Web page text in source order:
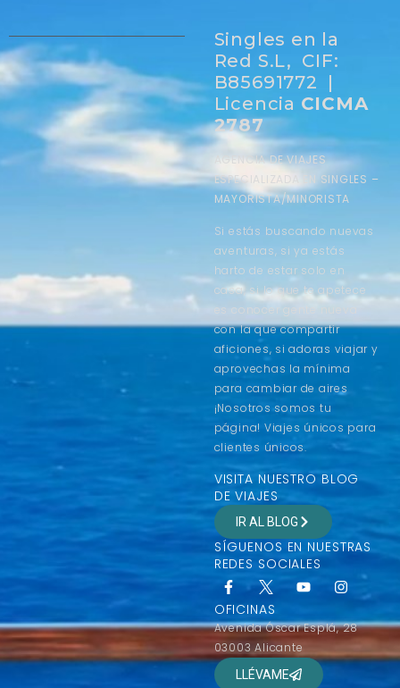
Singles en la
Red S.L, CIF:
B85691772 |
Licencia CICMA
2787
AGENCIA DE VIAJES
ESPECIALIZADA EN SINGLES –
MAYORISTA/MINORISTA
Si estás buscando nuevas
aventuras, si ya estás
harto de estar solo en
casa, si lo que te apetece
es conocer gente nueva
con la que compartir
aficiones, si adoras viajar y
aprovechas la mínima
para cambiar de aires
¡Nosotros somos tu
página! Viajes únicos para
clientes únicos.
VISITA NUESTRO BLOG
DE VIAJES
IR AL BLOG
SÍGUENOS EN NUESTRAS
REDES SOCIALES
OFICINAS
Avenida Óscar Esplá, 28
03003 Alicante
LLÉVAME